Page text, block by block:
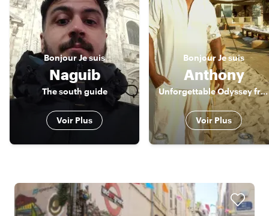
BonjourJe suis
Naguib
The south guide
Voir Plus
BonjourJe suis
Anthony
Unforgettable Odyssey from a third perspective. Unforgettable.
Voir Plus